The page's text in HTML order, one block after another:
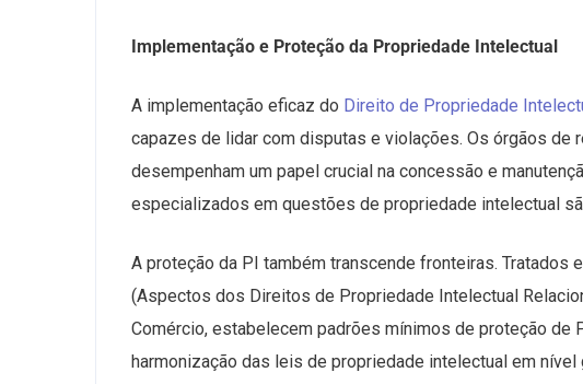
Implementação e Proteção da Propriedade Intelectual
A implementação eficaz do Direito de Propriedade
capazes de lidar com disputas e violações. Os órgãos
desempenham um papel crucial na concessão e
especializados em questões de propriedade intelectual
A proteção da PI também transcende fronteiras. Tratados
(Aspectos dos Direitos de Propriedade Intelectual
Comércio, estabelecem padrões mínimos de proteção
harmonização das leis de propriedade intelectual em nível